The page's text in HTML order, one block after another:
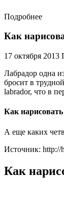
Подробнее
Как
17 октября
Лабрадор одна
бросит в
labrador, что в
Как
А еще каких
Источник: http://
Как